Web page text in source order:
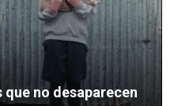
no desaparecen